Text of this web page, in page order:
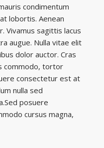
condimentum
lobortis. Aenean
Vivamus sagittis lacus
augue. Nulla vitae elit
dolor auctor. Cras
commodo, tortor
consectetur est at
nulla sed
posuere
cursus magna,